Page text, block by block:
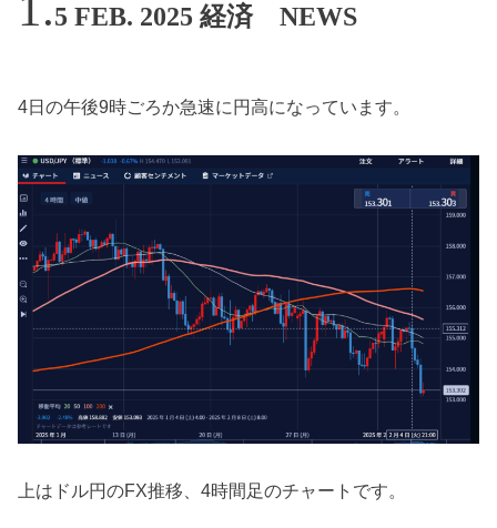
5 FEB. 2025 経済 NEWS
4日の午後9時ごろか急速に円高になっています。
上はドル円のFX推移、4時間足のチャートです。